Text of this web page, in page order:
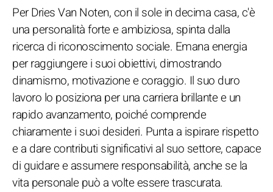
Per Dries Van Noten, con il sole in decima casa, c'è
una personalità forte e ambiziosa, spinta dalla
ricerca di riconoscimento sociale. Emana energia
per raggiungere i suoi obiettivi, dimostrando
dinamismo, motivazione e coraggio. Il suo duro
lavoro lo posiziona per una carriera brillante e un
rapido avanzamento, poiché comprende
chiaramente i suoi desideri. Punta a ispirare rispetto
e a dare contributi significativi al suo settore, capace
di guidare e assumere responsabilità, anche se la
vita personale può a volte essere trascurata.